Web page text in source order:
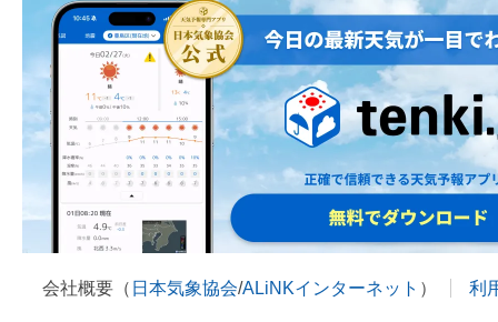
会社概要（ 日本気象協会/ALiNKインターネット ） 利